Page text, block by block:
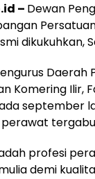
– Dewan
dikukuhkan,
Daerah
Komering Ilir,
september
profesi
demi